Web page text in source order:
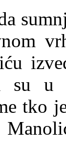
su u
tko